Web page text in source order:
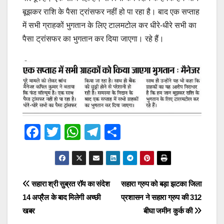
बूझकर राशि के पैसा ट्रांसफर नहीं हो पा रहा है। बाद एक सप्ताह
में सभी ग्राहकों भुगतान के लिए टालमटोल कर धीरे-धीरे सभी का
पैसा ट्रांसफर का भुगतान कर दिया जाएगा। रहे हैं।
F
e
b
T
wi
tt
er
W
h
at
s
A
T
el
e
gr
a
h
ar
e
Post
navigation
सहारा ग्रुप को बड़ा झटका जिला
प्रशासन ने सहारा ग्रुप की 312
बीघा जमीन कुर्क की
सहारा श्री सुब्रत रॉय का संदेश
14 अप्रैल के बाद मिलेगी अच्छी
खबर